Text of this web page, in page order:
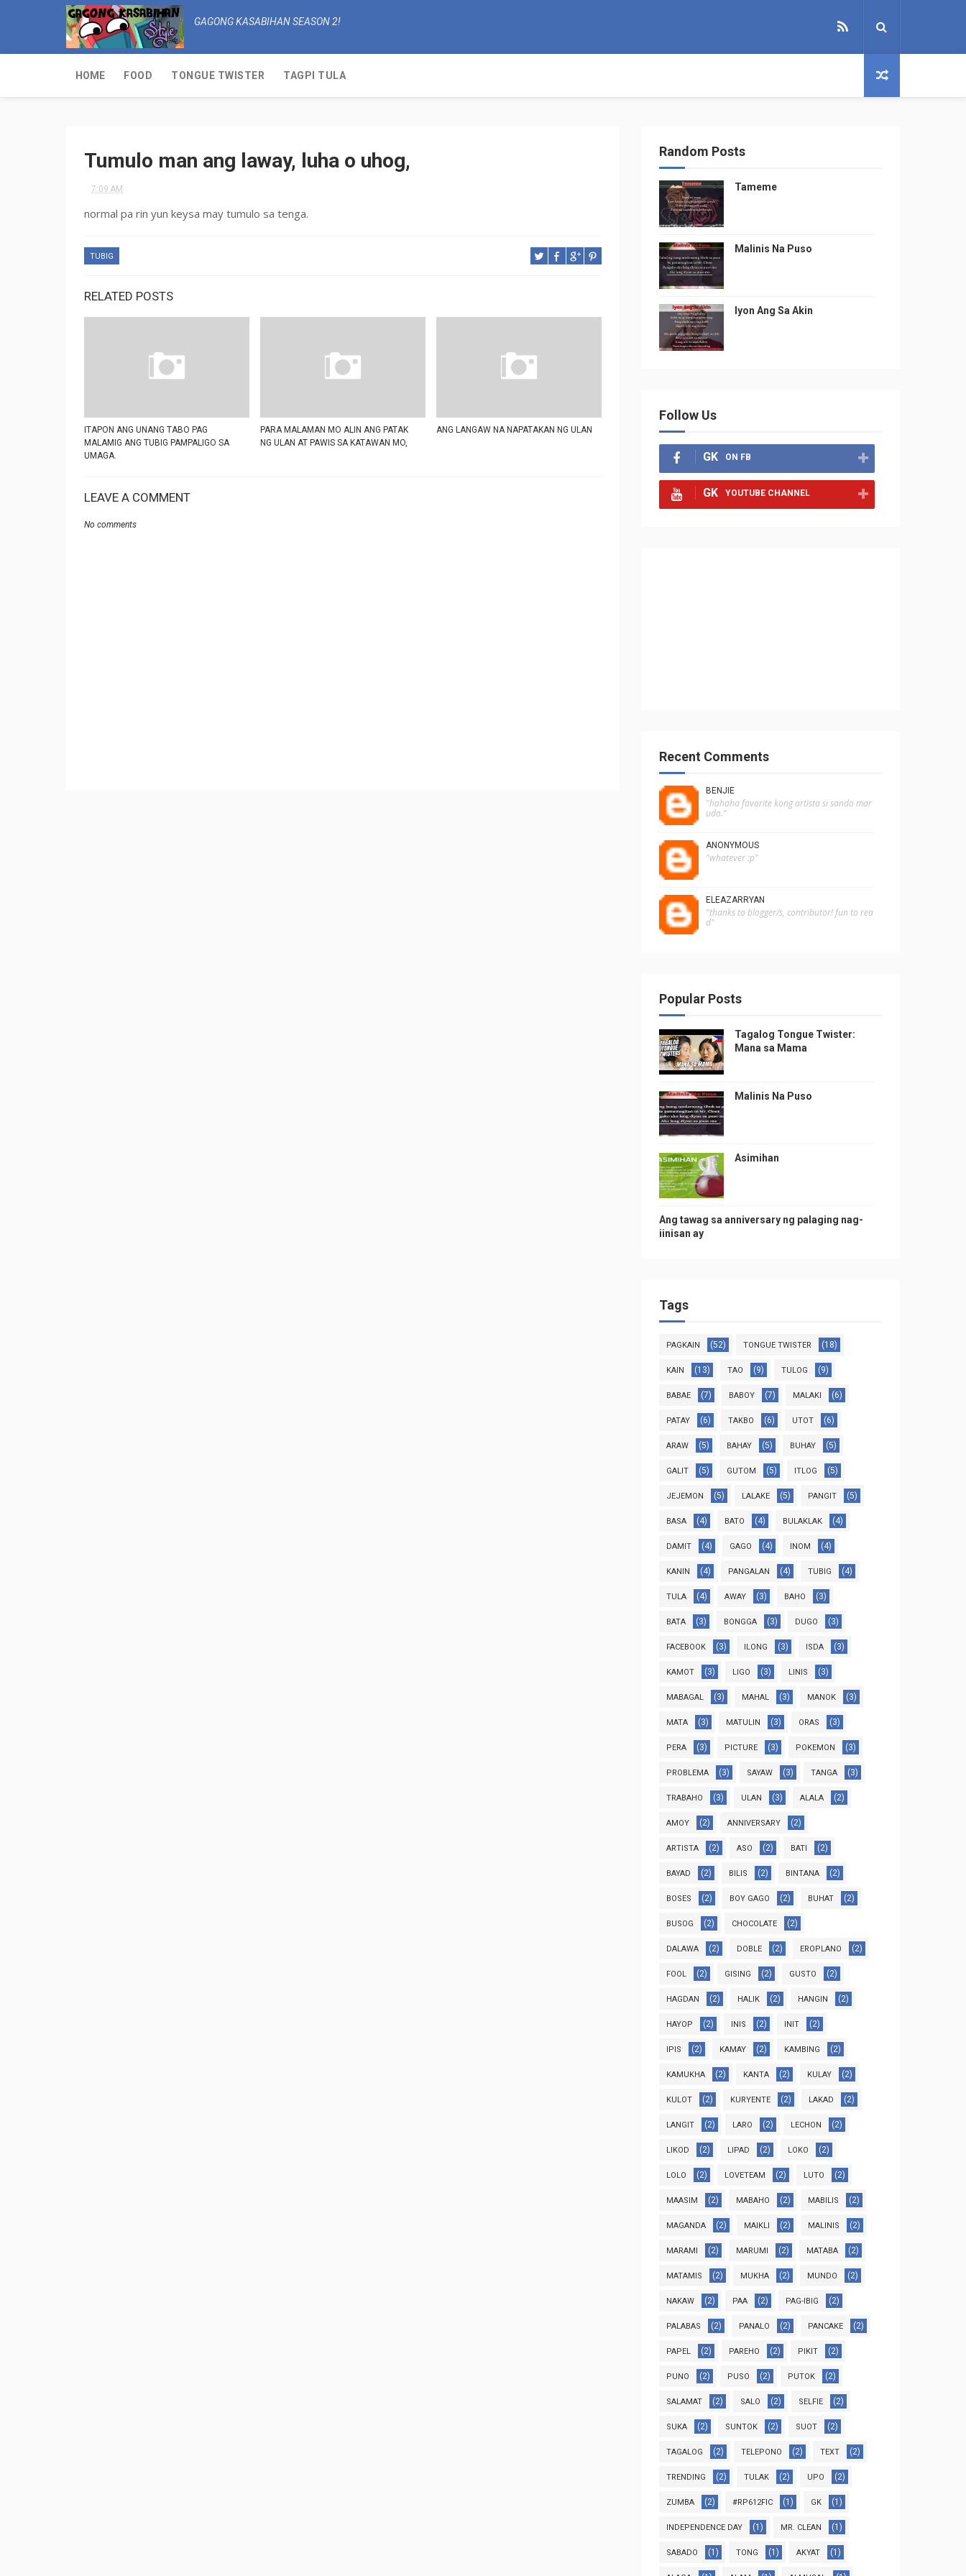
GAGONG KASABIHAN SEASON 2!
HOME FOOD TONGUE TWISTER TAGPI TULA
Tumulo man ang laway, luha o uhog,
7:09 AM
normal pa rin yun keysa may tumulo sa tenga.
TUBIG
RELATED POSTS
ITAPON ANG UNANG TABO PAG
MALAMIG ANG TUBIG PAMPALIGO SA
UMAGA.
PARA MALAMAN MO ALIN ANG PATAK
NG ULAN AT PAWIS SA KATAWAN MO,
ANG LANGAW NA NAPATAKAN NG ULAN
LEAVE A COMMENT
No comments
Random Posts
Tameme
Malinis Na Puso
Iyon Ang Sa Akin
Follow Us
GK ON FB
GK YOUTUBE CHANNEL
Recent Comments
BENJIE
"hahaha favorite kong artista si sando mar
udo."
ANONYMOUS
"whatever :p"
ELEAZARRYAN
"thanks to blogger/s, contributor! fun to rea
d"
Popular Posts
Tagalog Tongue Twister:
Mana sa Mama
Malinis Na Puso
Asimihan
Ang tawag sa anniversary ng palaging nag-
iinisan ay
Tags
PAGKAIN (52) TONGUE TWISTER (18)
KAIN (13) TAO (9) TULOG (9)
BABAE (7) BABOY (7) MALAKI (6)
PATAY (6) TAKBO (6) UTOT (6)
ARAW (5) BAHAY (5) BUHAY (5)
GALIT (5) GUTOM (5) ITLOG (5)
JEJEMON (5) LALAKE (5) PANGIT (5)
BASA (4) BATO (4) BULAKLAK (4)
DAMIT (4) GAGO (4) INOM (4)
KANIN (4) PANGALAN (4) TUBIG (4)
TULA (4) AWAY (3) BAHO (3)
BATA (3) BONGGA (3) DUGO (3)
FACEBOOK (3) ILONG (3) ISDA (3)
KAMOT (3) LIGO (3) LINIS (3)
MABAGAL (3) MAHAL (3) MANOK (3)
MATA (3) MATULIN (3) ORAS (3)
PERA (3) PICTURE (3) POKEMON (3)
PROBLEMA (3) SAYAW (3) TANGA (3)
TRABAHO (3) ULAN (3) ALALA (2)
AMOY (2) ANNIVERSARY (2)
ARTISTA (2) ASO (2) BATI (2)
BAYAD (2) BILIS (2) BINTANA (2)
BOSES (2) BOY GAGO (2) BUHAT (2)
BUSOG (2) CHOCOLATE (2)
DALAWA (2) DOBLE (2) EROPLANO (2)
FOOL (2) GISING (2) GUSTO (2)
HAGDAN (2) HALIK (2) HANGIN (2)
HAYOP (2) INIS (2) INIT (2)
IPIS (2) KAMAY (2) KAMBING (2)
KAMUKHA (2) KANTA (2) KULAY (2)
KULOT (2) KURYENTE (2) LAKAD (2)
LANGIT (2) LARO (2) LECHON (2)
LIKOD (2) LIPAD (2) LOKO (2)
LOLO (2) LOVETEAM (2) LUTO (2)
MAASIM (2) MABAHO (2) MABILIS (2)
MAGANDA (2) MAIKLI (2) MALINIS (2)
MARAMI (2) MARUMI (2) MATABA (2)
MATAMIS (2) MUKHA (2) MUNDO (2)
NAKAW (2) PAA (2) PAG-IBIG (2)
PALABAS (2) PANALO (2) PANCAKE (2)
PAPEL (2) PAREHO (2) PIKIT (2)
PUNO (2) PUSO (2) PUTOK (2)
SALAMAT (2) SALO (2) SELFIE (2)
SUKA (2) SUNTOK (2) SUOT (2)
TAGALOG (2) TELEPONO (2) TEXT (2)
TRENDING (2) TULAK (2) UPO (2)
ZUMBA (2) #RP612FIC (1) GK (1)
INDEPENDENCE DAY (1) MR. CLEAN (1)
SABADO (1) TONG (1) AKYAT (1)